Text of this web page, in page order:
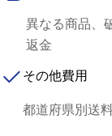
異なる商品、
返金
その他費用
都道府県別送